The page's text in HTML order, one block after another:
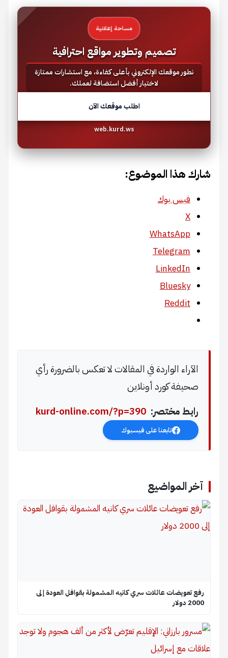
مساحة إعلانية
تصميم وتطوير مواقع احترافية
نطور موقعك الإلكتروني بأعلى كفاءة، مع استشارات ممتازة
لاختيار أفضل استضافة لعملك.
اطلب موقعك الآن
web.kurd.ws
شارك هذا الموضوع:
فيس بوك
X
WhatsApp
Telegram
LinkedIn
Bluesky
Reddit
الآراء الواردة في المقالات لا تعكس بالضرورة رأي
صحيفة كورد أونلاين
رابط مختصر: kurd-online.com/?p=390
تابعنا على فيسبوك
آخر المواضيع
رفع تعويضات عائلات سري كانيه المشمولة بقوافل العودة إلى
2000 دولار